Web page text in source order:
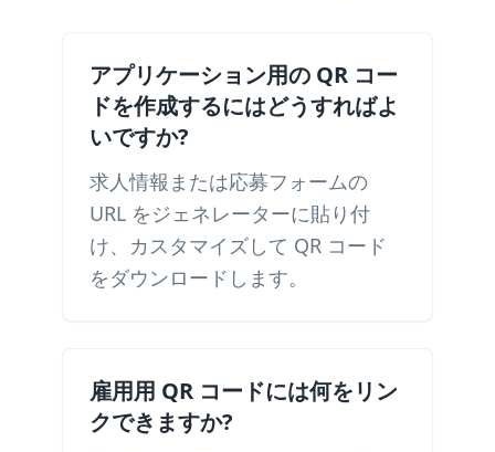
アプリケーション用の QR コー
ドを作成するにはどうすればよ
いですか?
求人情報または応募フォームの
URL をジェネレーターに貼り付
け、カスタマイズして QR コード
をダウンロードします。
雇用用 QR コードには何をリン
クできますか?